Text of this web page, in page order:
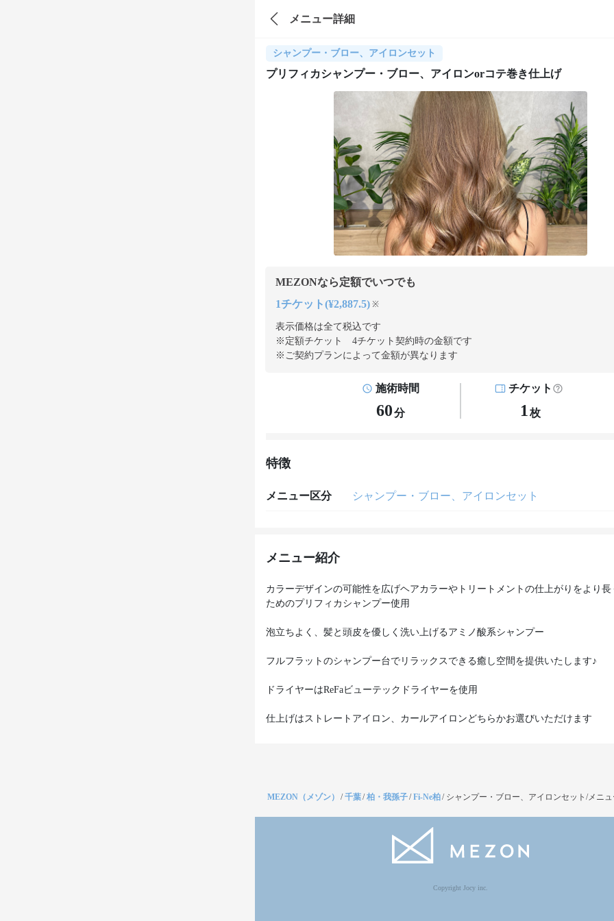
メニュー詳細
シャンプー・ブロー、アイロンセット
プリフィカシャンプー・ブロー、アイロンorコテ巻き仕上げ
MEZONなら定額でいつでも
1チケット(¥2,887.5) ※
表示価格は全て税込です
※定額チケット 4チケット契約時の金額です
※ご契約プランによって金額が異なります
施術時間
60分
チケット
1 枚
特徴
メニュー区分 シャンプー・ブロー、アイロンセット
メニュー紹介
カラーデザインの可能性を広げヘアカラーやトリートメントの仕上がりをより長
ためのプリフィカシャンプー使用
泡立ちよく、髪と頭皮を優しく洗い上げるアミノ酸系シャンプー
フルフラットのシャンプー台でリラックスできる癒し空間を提供いたします♪
ドライヤーはReFaビューテックドライヤーを使用
仕上げはストレートアイロン、カールアイロンどちらかお選びいただけます
MEZON（メゾン） /千葉/柏・我孫子/Fi-Ne柏/ シャンプー・ブロー、アイロンセット/メニ
Copyright Jocy inc.